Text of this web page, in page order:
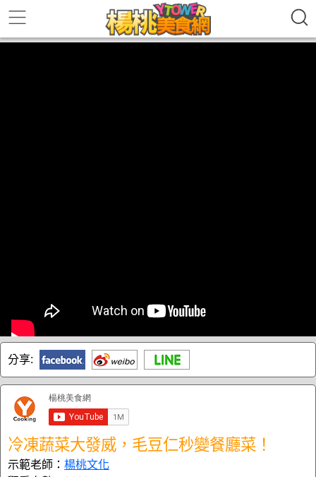
分享:
冷凍蔬菜大發威，毛豆仁秒變餐廳菜！
示範老師： 楊桃文化